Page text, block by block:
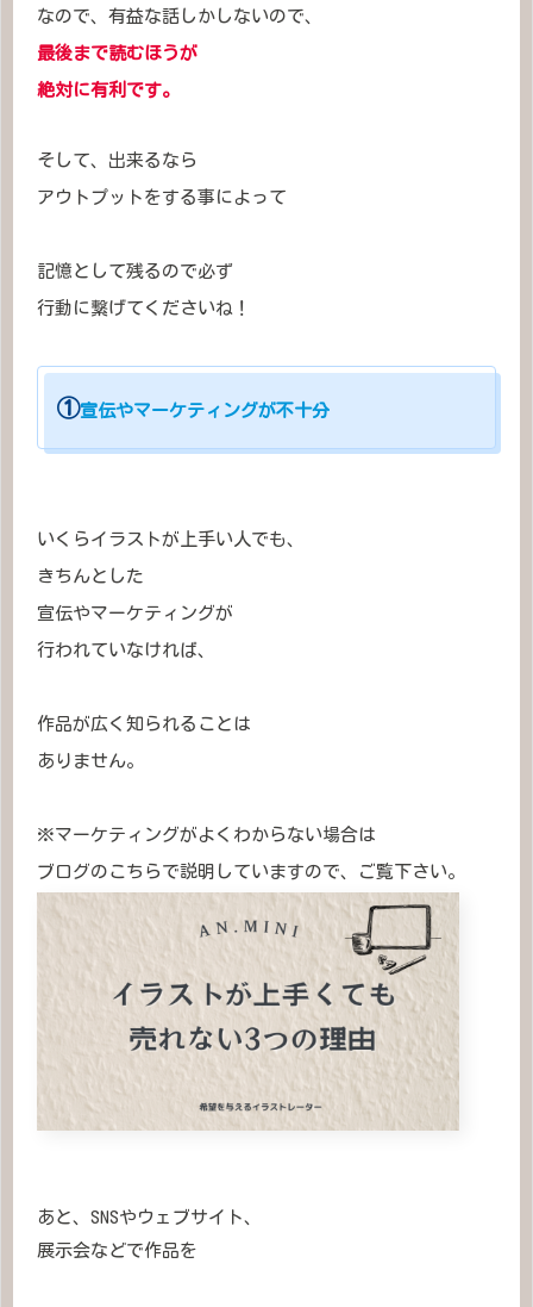
なので、有益な話しかしないので、
最後まで読むほうが
絶対に有利です。
そして、出来るなら
アウトプットをする事によって
記憶として残るので必ず
行動に繋げてくださいね！
①宣伝やマーケティングが不十分
いくらイラストが上手い人でも、
きちんとした
宣伝やマーケティングが
行われていなければ、
作品が広く知られることは
ありません。
※マーケティングがよくわからない場合は
ブログのこちらで説明していますので、ご覧下さい。
あと、SNSやウェブサイト、
展示会などで作品を